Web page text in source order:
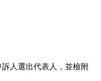
人選出代表人，並檢附